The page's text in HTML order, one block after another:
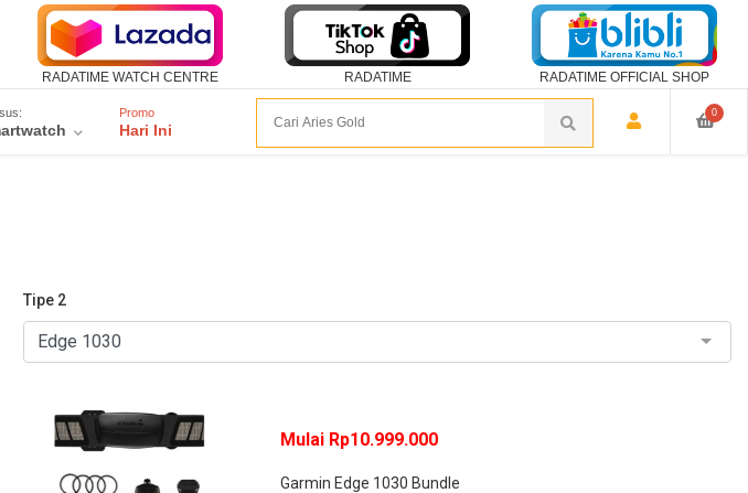
RADATIME WATCH CENTRE RADATIME RADATIME OFFICIAL SHOP
Promo
Hari Ini
0
Tipe 2
Mulai Rp10.999.000
Garmin Edge 1030 Bundle